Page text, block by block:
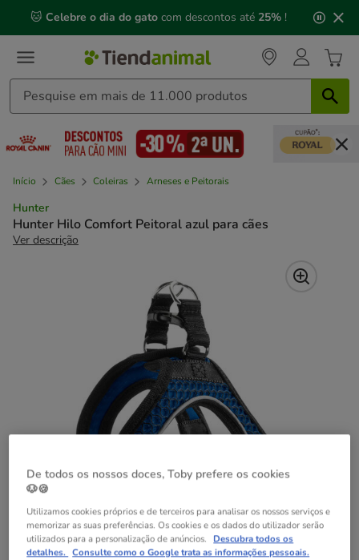
mensagem,
🐱 Celebre o dia do gato com descontos até 25% !
Início Cães Coleiras Arneses e Peitorais
Hunter
Hunter Hilo Comfort Peitoral azul para cães
Ver descrição
De todos os nossos doces, Toby prefere os cookies
🐶🍪
Utilizamos cookies próprios e de terceiros para analisar os nossos serviços e
memorizar as suas preferências. Os cookies e os dados do utilizador serão
utilizados para a personalização de anúncios. Descubra todos os
detalhes. Consulte como o Google trata as informações pessoais.